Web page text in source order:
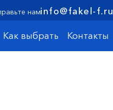
Контакты
Как выбрать
намinfo@fakel-f.ru